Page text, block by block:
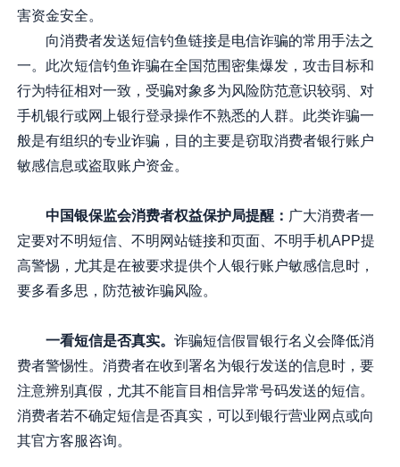
害资金安全。
向消费者发送短信钓鱼链接是电信诈骗的常用手法之
一。此次短信钓鱼诈骗在全国范围密集爆发，攻击目标和
行为特征相对一致，受骗对象多为风险防范意识较弱、对
手机银行或网上银行登录操作不熟悉的人群。此类诈骗一
般是有组织的专业诈骗，目的主要是窃取消费者银行账户
敏感信息或盗取账户资金。
中国银保监会消费者权益保护局提醒： 广大消费者一
定要对不明短信、不明网站链接和页面、不明手机APP提
高警惕，尤其是在被要求提供个人银行账户敏感信息时，
要多看多思，防范被诈骗风险。
一看短信是否真实。 诈骗短信假冒银行名义会降低消
费者警惕性。消费者在收到署名为银行发送的信息时，要
注意辨别真假，尤其不能盲目相信异常号码发送的短信。
消费者若不确定短信是否真实，可以到银行营业网点或向
其官方客服咨询。